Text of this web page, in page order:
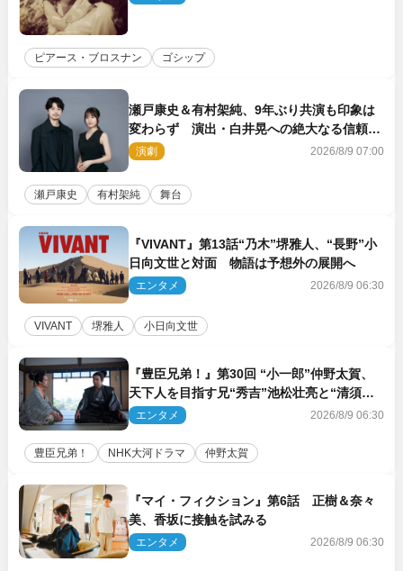
ピアース・ブロスナン ゴシップ
瀬戸康史＆有村架純、9年ぶり共演も印象は
変わらず 演出・白井晃への絶大なる信頼を
胸に舞台『キュー』に挑む
演劇 2026/8/9 07:00
瀬戸康史 有村架純 舞台
『VIVANT』第13話“乃木”堺雅人、“長野”小
日向文世と対面 物語は予想外の展開へ
エンタメ 2026/8/9 06:30
VIVANT 堺雅人 小日向文世
『豊臣兄弟！』第30回 “小一郎”仲野太賀、
天下人を目指す兄“秀吉”池松壮亮と“清須会
議”へ
エンタメ 2026/8/9 06:30
豊臣兄弟！ NHK大河ドラマ 仲野太賀
『マイ・フィクション』第6話 正樹＆奈々
美、香坂に接触を試みる
エンタメ 2026/8/9 06:30